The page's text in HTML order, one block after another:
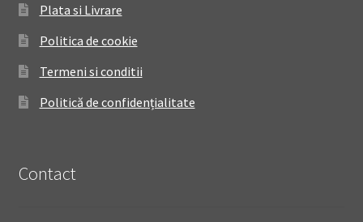
Plata si Livrare
Politica de cookie
Termeni si conditii
Politică de confidențialitate
Contact